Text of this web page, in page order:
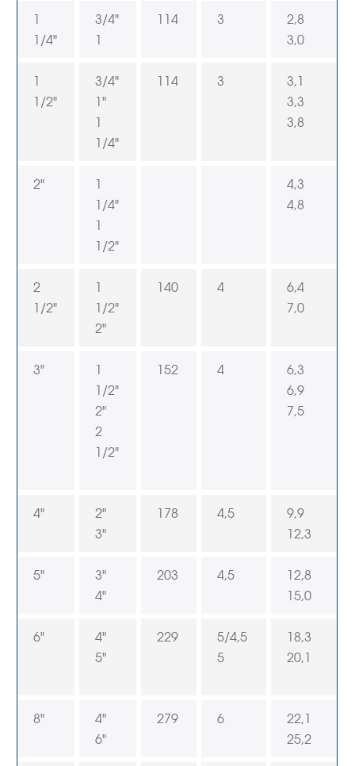
1
1/4"
3/4"
1
114 3
2,8
3,0
1
1/2"
3/4"
1"
1
1/4"
114 3
3,1
3,3
3,8
2"
1
1/4"
1
1/2"
4,3
4,8
2
1/2"
1
1/2"
2"
140 4
6,4
7,0
3"
1
1/2"
2"
2
1/2"
152 4
6,3
6,9
7,5
4"
2"
3"
178 4,5
9,9
12,3
5"
3"
4"
203 4,5
12,8
15,0
6"
4"
5"
229
5/4,5
5
18,3
20,1
8"
4"
6"
279 6
22,1
25,2